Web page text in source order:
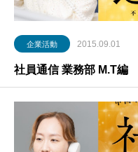
企業活動 2015.09.01
社員通信 業務部 M.T編